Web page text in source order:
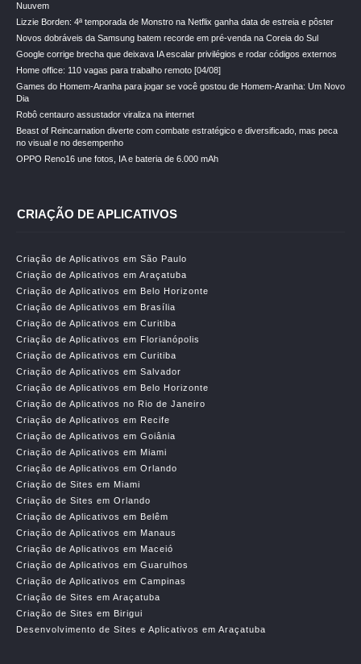
Nuuvem
Lizzie Borden: 4ª temporada de Monstro na Netflix ganha data de estreia e pôster
Novos dobráveis da Samsung batem recorde em pré-venda na Coreia do Sul
Google corrige brecha que deixava IA escalar privilégios e rodar códigos externos
Home office: 110 vagas para trabalho remoto [04/08]
Games do Homem-Aranha para jogar se você gostou de Homem-Aranha: Um Novo
Dia
Robô centauro assustador viraliza na internet
Beast of Reincarnation diverte com combate estratégico e diversificado, mas peca
no visual e no desempenho
OPPO Reno16 une fotos, IA e bateria de 6.000 mAh
CRIAÇÃO DE APLICATIVOS
Criação de Aplicativos em São Paulo
Criação de Aplicativos em Araçatuba
Criação de Aplicativos em Belo Horizonte
Criação de Aplicativos em Brasília
Criação de Aplicativos em Curitiba
Criação de Aplicativos em Florianópolis
Criação de Aplicativos em Curitiba
Criação de Aplicativos em Salvador
Criação de Aplicativos em Belo Horizonte
Criação de Aplicativos no Rio de Janeiro
Criação de Aplicativos em Recife
Criação de Aplicativos em Goiânia
Criação de Aplicativos em Miami
Criação de Aplicativos em Orlando
Criação de Sites em Miami
Criação de Sites em Orlando
Criação de Aplicativos em Belêm
Criação de Aplicativos em Manaus
Criação de Aplicativos em Maceió
Criação de Aplicativos em Guarulhos
Criação de Aplicativos em Campinas
Criação de Sites em Araçatuba
Criação de Sites em Birigui
Desenvolvimento de Sites e Aplicativos em Araçatuba